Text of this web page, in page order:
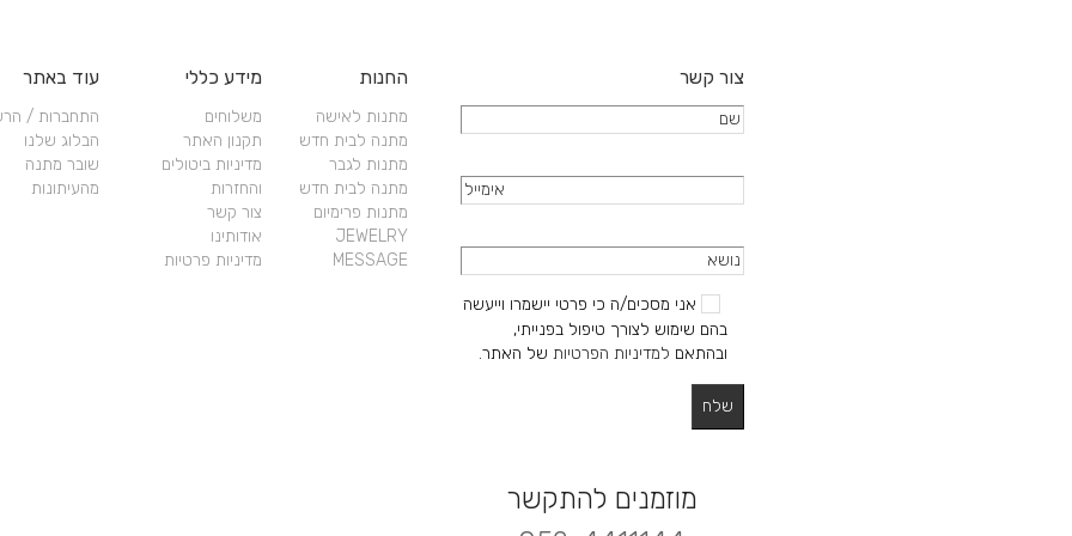
צור קשר
אני מסכים/ה כי פרטי יישמרו וייעשה
בהם שימוש לצורך טיפול בפנייתי,
ובהתאם למדיניות הפרטיות של האתר.
מוזמנים להתקשר
החנות
מתנות לאישה
מתנה לבית חדש
מתנות לגבר
מתנה לבית חדש
מתנות פרימיום
JEWELRY
MESSAGE
מידע כללי
משלוחים
תקנון האתר
מדיניות ביטולים
והחזרות
צור קשר
אודותינו
מדיניות פרטיות
עוד באתר
התחברות /
הבלוג שלנו
שובר מתנה
מהעיתונות